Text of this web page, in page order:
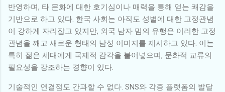
반영하며, 타 문화에 대한 호기심이나 매력을 통해 얻는 쾌감을
기반으로 하고 있다. 한국 사회는 아직도 성별에 대한 고정관념
이 강하게 자리잡고 있지만, 외국 남자 밈의 유행은 이러한 고정
관념을 깨고 새로운 형태의 남성 이미지를 제시하고 있다. 이는
특히 젊은 세대에게 국제적 감각을 불어넣으며, 문화적 교류의
필요성을 강조하는 경향이 있다.
기술적인 연결점도 간과할 수 없다. SNS와 각종 플랫폼의 발달